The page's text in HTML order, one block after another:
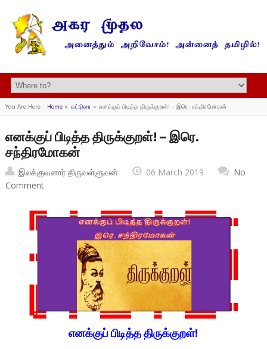
You Are Here : Home» கட்டுரை » எனக்குப் பிடித்த திருக்குறள்! – இரெ. சந்திரமோகன்
எனக்குப் பிடித்த திருக்குறள்! – இரெ.
சந்திரமோகன்
இலக்குவனார் திருவள்ளுவன் 06 March 2019
No
Comment
எனக்குப் பிடித்த திருக்குறள்!